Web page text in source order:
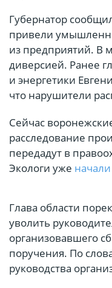
Губернатор
привели
из предприятий. В
диверсией. Ранее
и энергетики
что нарушители
Сейчас
расследование
передадут в
Экологи уже начали
Глава области
уволить
организовавшего
поручения. По
руководства